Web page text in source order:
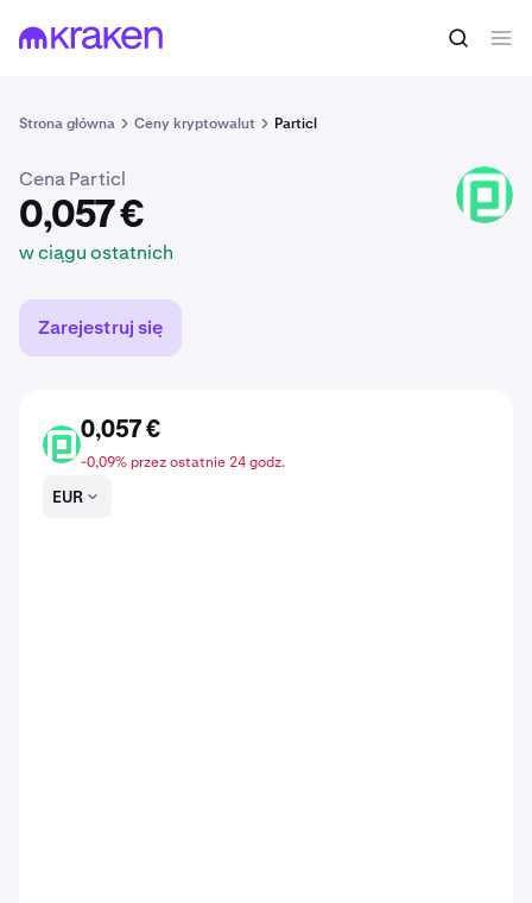
Strona główna Ceny kryptowalut Particl
0,057 € Kup PART
Cena Particl
0,057 €
w ciągu ostatnich
Zarejestruj się
0,057 €
-0,09% przez ostatnie 24 godz.
EUR